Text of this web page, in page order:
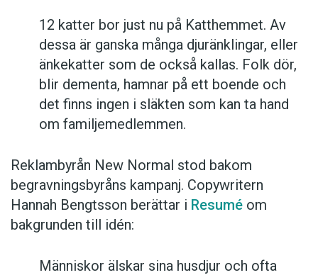
12 katter bor just nu på Katthemmet. Av
dessa är ganska många djuränklingar, eller
änkekatter som de också kallas. Folk dör,
blir dementa, hamnar på ett boende och
det finns ingen i släkten som kan ta hand
om familjemedlemmen.
Reklambyrån New Normal stod bakom
begravningsbyråns kampanj. Copywritern
Hannah Bengtsson berättar i Resumé om
bakgrunden till idén:
Människor älskar sina husdjur och ofta